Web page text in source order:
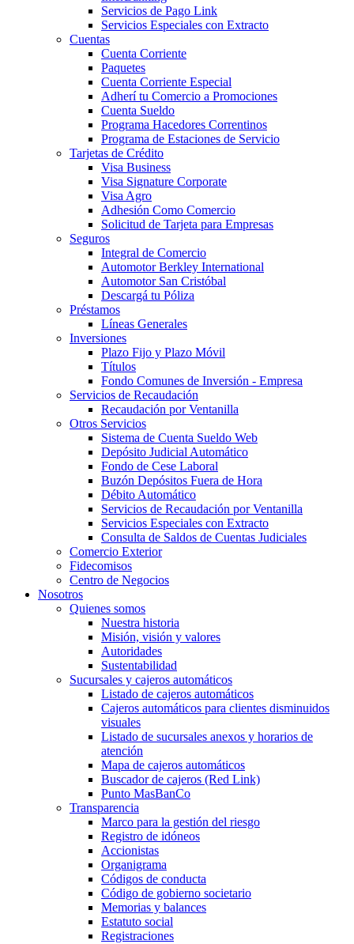
Servicios de Pago Link
Servicios Especiales con Extracto
Cuentas
Cuenta Corriente
Paquetes
Cuenta Corriente Especial
Adherí tu Comercio a Promociones
Cuenta Sueldo
Programa Hacedores Correntinos
Programa de Estaciones de Servicio
Tarjetas de Crédito
Visa Business
Visa Signature Corporate
Visa Agro
Adhesión Como Comercio
Solicitud de Tarjeta para Empresas
Seguros
Integral de Comercio
Automotor Berkley International
Automotor San Cristóbal
Descargá tu Póliza
Préstamos
Líneas Generales
Inversiones
Plazo Fijo y Plazo Móvil
Títulos
Fondo Comunes de Inversión - Empresa
Servicios de Recaudación
Recaudación por Ventanilla
Otros Servicios
Sistema de Cuenta Sueldo Web
Depósito Judicial Automático
Fondo de Cese Laboral
Buzón Depósitos Fuera de Hora
Débito Automático
Servicios de Recaudación por Ventanilla
Servicios Especiales con Extracto
Consulta de Saldos de Cuentas Judiciales
Comercio Exterior
Fidecomisos
Centro de Negocios
Nosotros
Quienes somos
Nuestra historia
Misión, visión y valores
Autoridades
Sustentabilidad
Sucursales y cajeros automáticos
Listado de cajeros automáticos
Cajeros automáticos para clientes disminuidos
visuales
Listado de sucursales anexos y horarios de
atención
Mapa de cajeros automáticos
Buscador de cajeros (Red Link)
Punto MasBanCo
Transparencia
Marco para la gestión del riesgo
Registro de idóneos
Accionistas
Organigrama
Códigos de conducta
Código de gobierno societario
Memorias y balances
Estatuto social
Registraciones